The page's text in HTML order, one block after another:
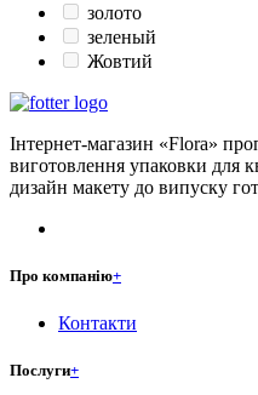
золото
зеленый
Жовтий
Інтернет-магазин «Flora»
виготовлення упаковки для
дизайн макету до випуску
Про компанію+
Контакти
Послуги+